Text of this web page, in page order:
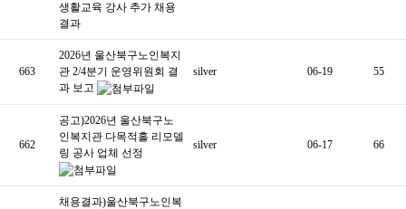
생활교육 강사 추가 채용
결과
663
2026년 울산북구노인복지
관 2/4분기 운영위원회 결
과 보고
silver 06-19 55
662
공고)2026년 울산북구노
인복지관 다목적홀 리모델
링 공사 업체 선정
silver 06-17 66
채용결과)울산북구노인복